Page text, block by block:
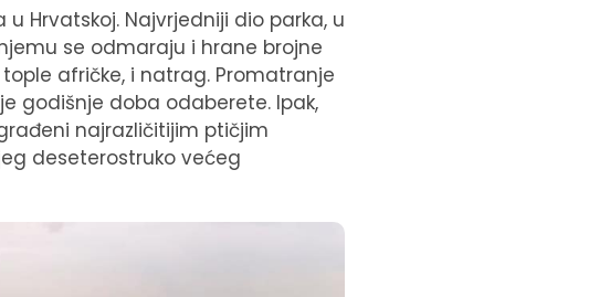
Hrvatskoj. Najvrjedniji dio parka, u
se odmaraju i hrane brojne
afričke, i natrag. Promatranje
godišnje doba odaberete. Ipak,
najrazličitijim ptičjim
deseterostruko većeg